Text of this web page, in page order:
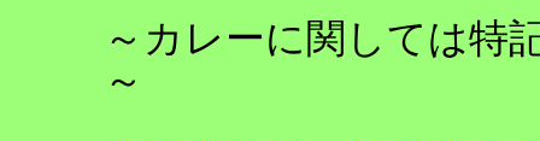
～カレーに関しては特
～